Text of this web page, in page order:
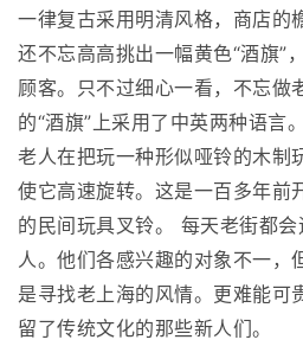
一律复古采用明清风格，商店的
还不忘高高挑出一幅黄色“酒旗”
顾客。只不过细心一看，不忘做
的“酒旗”上采用了中英两种语言
老人在把玩一种形似哑铃的木制
使它高速旋转。这是一百多年前
的民间玩具叉铃。 每天老街都
人。他们各感兴趣的对象不一，
是寻找老上海的风情。更难能可
留了传统文化的那些新人们。